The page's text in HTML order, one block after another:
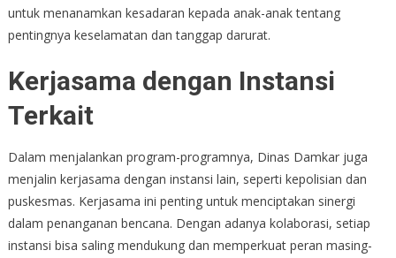
untuk menanamkan kesadaran kepada anak-anak tentang
pentingnya keselamatan dan tanggap darurat.
Kerjasama dengan Instansi
Terkait
Dalam menjalankan program-programnya, Dinas Damkar juga
menjalin kerjasama dengan instansi lain, seperti kepolisian dan
puskesmas. Kerjasama ini penting untuk menciptakan sinergi
dalam penanganan bencana. Dengan adanya kolaborasi, setiap
instansi bisa saling mendukung dan memperkuat peran masing-